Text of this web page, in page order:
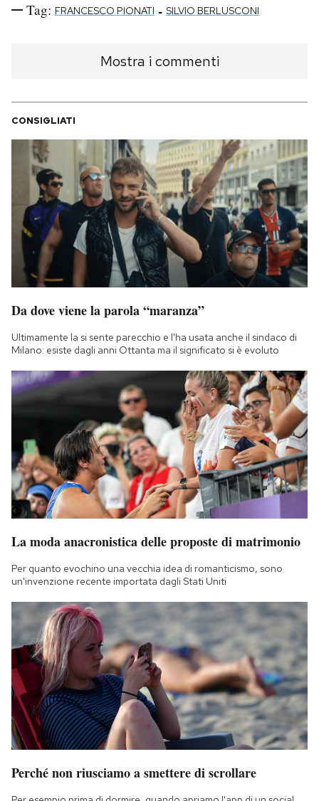
Tag: FRANCESCO PIONATI - SILVIO BERLUSCONI
Mostra i commenti
CONSIGLIATI
Da dove viene la parola “maranza”
Ultimamente la si sente parecchio e l'ha usata anche il sindaco di
Milano: esiste dagli anni Ottanta ma il significato si è evoluto
La moda anacronistica delle proposte di matrimonio
Per quanto evochino una vecchia idea di romanticismo, sono
un'invenzione recente importata dagli Stati Uniti
Perché non riusciamo a smettere di scrollare